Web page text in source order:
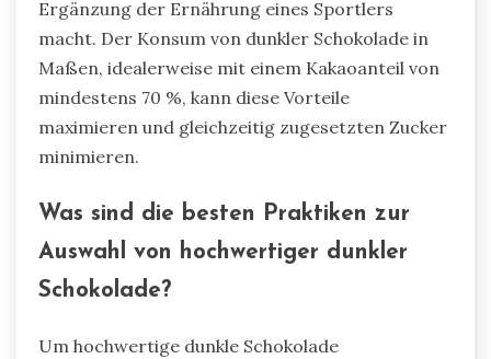
Ergänzung der Ernährung eines Sportlers
macht. Der Konsum von dunkler Schokolade in
Maßen, idealerweise mit einem Kakaoanteil von
mindestens 70 %, kann diese Vorteile
maximieren und gleichzeitig zugesetzten Zucker
minimieren.
Was sind die besten Praktiken zur
Auswahl von hochwertiger dunkler
Schokolade?
Um hochwertige dunkle Schokolade